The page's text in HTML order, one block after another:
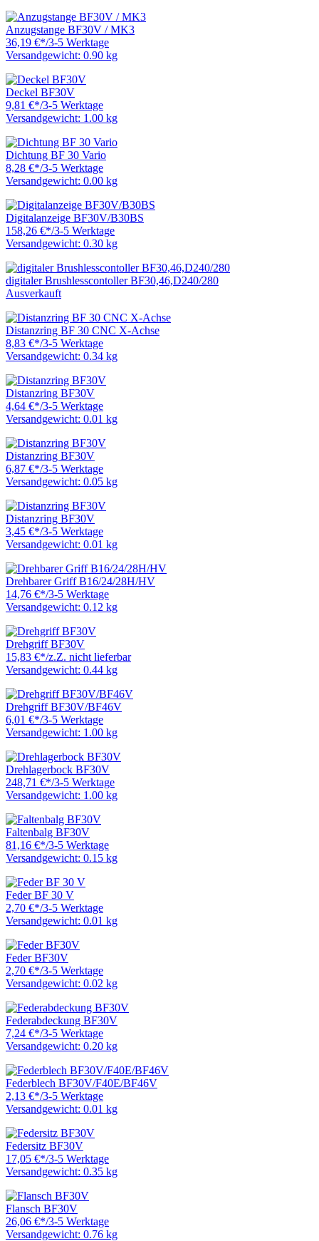
Anzugstange BF30V / MK3
36,19 €*/3-5 Werktage
Versandgewicht: 0.90 kg
Deckel BF30V
9,81 €*/3-5 Werktage
Versandgewicht: 1.00 kg
Dichtung BF 30 Vario
8,28 €*/3-5 Werktage
Versandgewicht: 0.00 kg
Digitalanzeige BF30V/B30BS
158,26 €*/3-5 Werktage
Versandgewicht: 0.30 kg
digitaler Brushlesscontoller BF30,46,D240/280
Ausverkauft
Distanzring BF 30 CNC X-Achse
8,83 €*/3-5 Werktage
Versandgewicht: 0.34 kg
Distanzring BF30V
4,64 €*/3-5 Werktage
Versandgewicht: 0.01 kg
Distanzring BF30V
6,87 €*/3-5 Werktage
Versandgewicht: 0.05 kg
Distanzring BF30V
3,45 €*/3-5 Werktage
Versandgewicht: 0.01 kg
Drehbarer Griff B16/24/28H/HV
14,76 €*/3-5 Werktage
Versandgewicht: 0.12 kg
Drehgriff BF30V
15,83 €*/z.Z. nicht lieferbar
Versandgewicht: 0.44 kg
Drehgriff BF30V/BF46V
6,01 €*/3-5 Werktage
Versandgewicht: 1.00 kg
Drehlagerbock BF30V
248,71 €*/3-5 Werktage
Versandgewicht: 1.00 kg
Faltenbalg BF30V
81,16 €*/3-5 Werktage
Versandgewicht: 0.15 kg
Feder BF 30 V
2,70 €*/3-5 Werktage
Versandgewicht: 0.01 kg
Feder BF30V
2,70 €*/3-5 Werktage
Versandgewicht: 0.02 kg
Federabdeckung BF30V
7,24 €*/3-5 Werktage
Versandgewicht: 0.20 kg
Federblech BF30V/F40E/BF46V
2,13 €*/3-5 Werktage
Versandgewicht: 0.01 kg
Federsitz BF30V
17,05 €*/3-5 Werktage
Versandgewicht: 0.35 kg
Flansch BF30V
26,06 €*/3-5 Werktage
Versandgewicht: 0.76 kg